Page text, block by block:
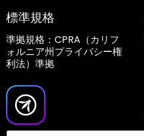
標準規格
準拠規格：CPRA（カリフ
ォルニア州プライバシー権
利法）準拠